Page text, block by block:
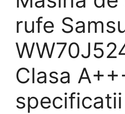
rufe
Clasa